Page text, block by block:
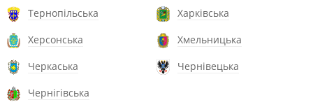
Тернопільська
Харківська
Херсонська
Хмельницька
Черкаська
Чернівецька
Чернігівська